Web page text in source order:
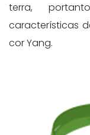
terra,
características
cor Yang.